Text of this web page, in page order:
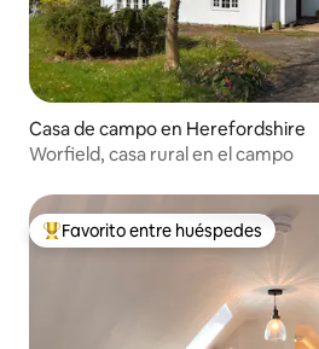
Casa de campo en Herefordshire
Worfield, casa rural en el campo
Favorito entre huéspedes preferido
Favorito entre huéspedes